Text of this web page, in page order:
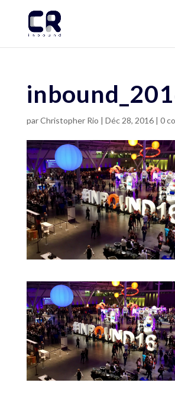
parChristopher Rio | Déc 28, 2016| 0